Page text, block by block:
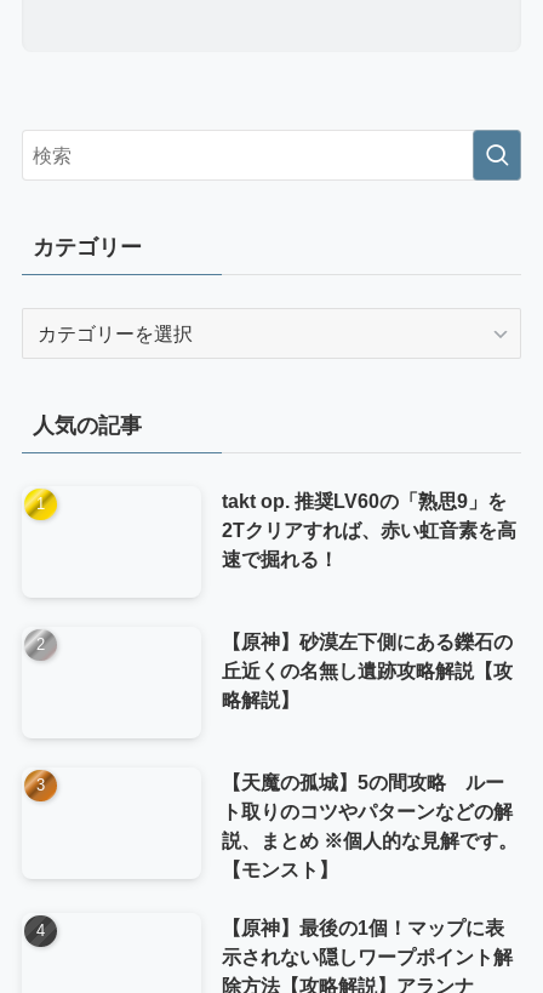
カテゴリー
ー
人気の記事
takt op. 推奨LV60の「熟思9」を
2Tクリアすれば、赤い虹音素を高
速で掘れる！
【原神】砂漠左下側にある鑠石の
丘近くの名無し遺跡攻略解説【攻
略解説】
【天魔の孤城】5の間攻略 ルー
ト取りのコツやパターンなどの解
説、まとめ ※個人的な見解です。
【モンスト】
【原神】最後の1個！マップに表
示されない隠しワープポイント解
除方法【攻略解説】アランナ